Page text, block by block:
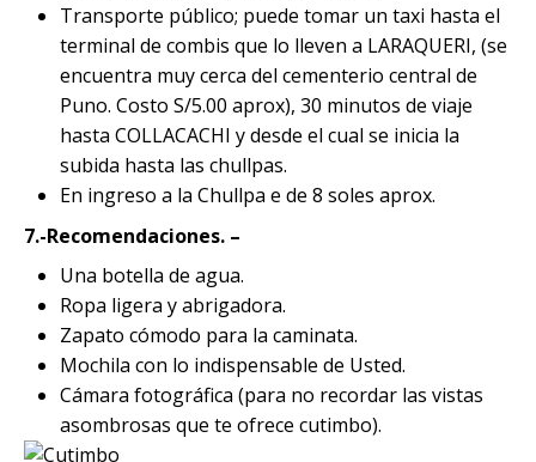
Transporte público; puede tomar un taxi hasta el
terminal de combis que lo lleven a LARAQUERI, (se
encuentra muy cerca del cementerio central de
Puno. Costo S/5.00 aprox), 30 minutos de viaje
hasta COLLACACHI y desde el cual se inicia la
subida hasta las chullpas.
En ingreso a la Chullpa e de 8 soles aprox.
7.-Recomendaciones. –
Una botella de agua.
Ropa ligera y abrigadora.
Zapato cómodo para la caminata.
Mochila con lo indispensable de Usted.
Cámara fotográfica (para no recordar las vistas
asombrosas que te ofrece cutimbo).